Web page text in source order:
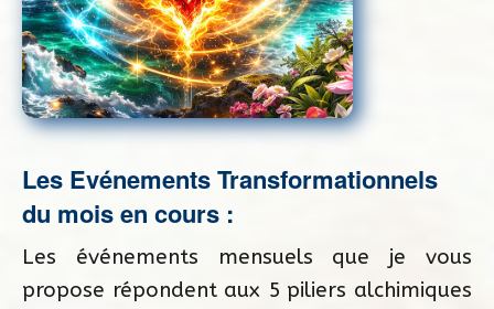
Les Evénements Transformationnels
du mois en cours :
Les événements mensuels que je vous
propose répondent aux 5 piliers alchimiques